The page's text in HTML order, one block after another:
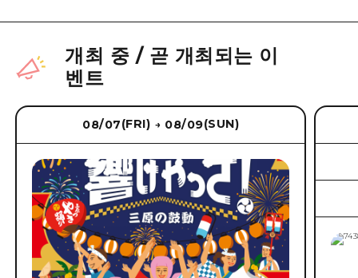
개최 중 / 곧 개최되는 이
벤트
08/07(FRI) → 08/09(SUN)